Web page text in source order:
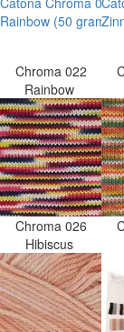
Chroma 022
Rainbow
Chroma 026
Hibiscus